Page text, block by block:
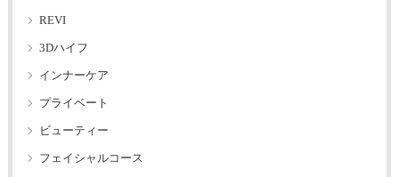
REVI
3Dハイフ
インナーケア
プライベート
ビューティー
フェイシャルコース